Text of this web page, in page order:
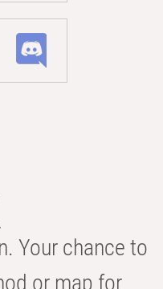
Your chance to
or map for